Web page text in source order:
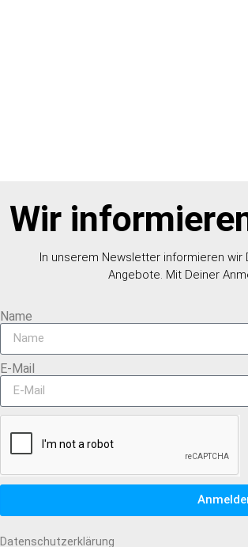
Wir
In unserem Newsletter informieren wir
Angebote. Mit Deiner
Name
E-Mail
Datenschutzerklärung